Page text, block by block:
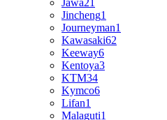
Jawa21
Jincheng1
Journeyman1
Kawasaki62
Keeway6
Kentoya3
KTM34
Kymco6
Lifan1
Malaguti1